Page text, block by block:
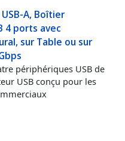
A, Boîtier
4 ports avec
sur Table ou sur
périphériques USB de
USB conçu pour les